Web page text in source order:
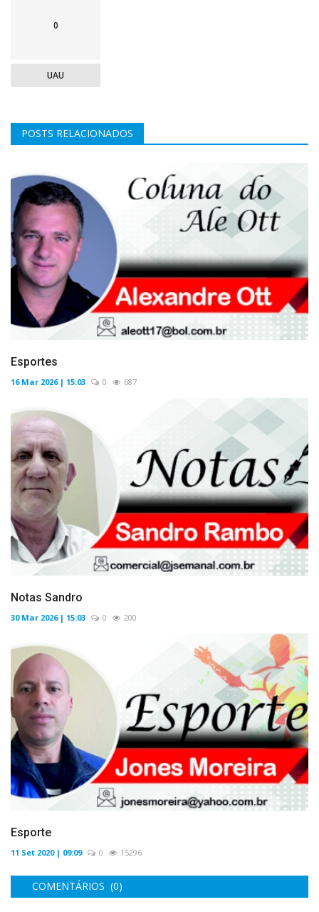
0
UAU
POSTS RELACIONADOS
Esportes
16 Mar 2026 | 15:03 0 687
Notas Sandro
30 Mar 2026 | 15:03 0 200
Esporte
11 Set 2020 | 09:09 0 15296
COMENTÁRIOS (0)